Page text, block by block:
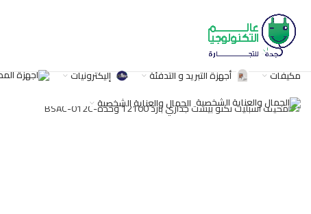
مكيفات أجهزة التبريد و التدفئة إليكترونيات
الجمال والعناية الشخصية